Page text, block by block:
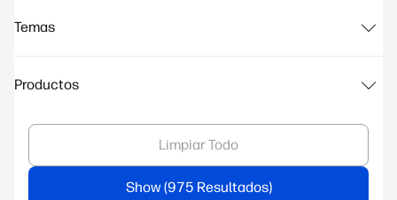
Temas
Productos
Limpiar Todo
Show